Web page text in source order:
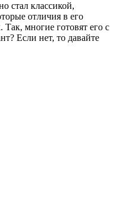
стал классикой,
отличия в его
многие готовят его с
Если нет, то давайте